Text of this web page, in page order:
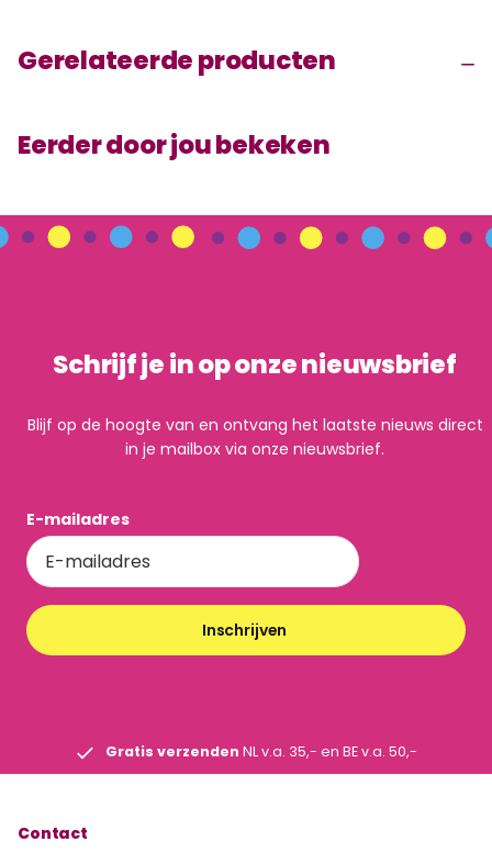
Gerelateerde producten
Eerder door jou bekeken
Schrijf je in op onze nieuwsbrief
Blijf op de hoogte van en ontvang het laatste nieuws direct
in je mailbox via onze nieuwsbrief.
E-mailadres
Inschrijven
Gratis verzenden NL v.a. 35,- en BE v.a. 50,-
Contact